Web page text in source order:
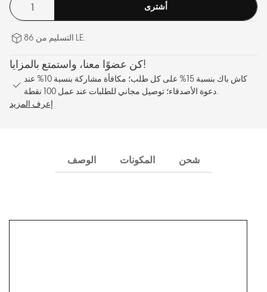
أشترى
التسليم من 86 LE.
كن عضوًا معنا، واستمتع بالمزايا!
كاش باك بنسبة 15% على كل طلب؛ مكافأة مشاركة بنسبة 10% عند
دعوة الأصدقاء؛ توصيل مجاني للطلبات عند عمل 100 نقطة.
إعرف المزيد
الوصف المكونات شحن